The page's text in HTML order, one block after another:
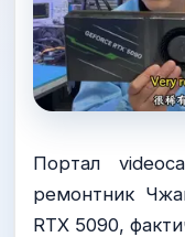
Портал
ремонтник
RTX 5090,